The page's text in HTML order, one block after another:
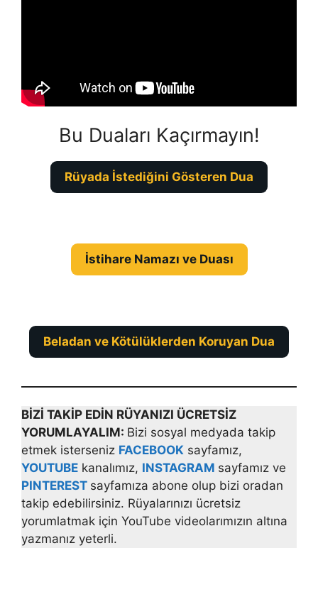
Bu Duaları Kaçırmayın!
Rüyada İstediğini Gösteren Dua
İstihare Namazı ve Duası
Beladan ve Kötülüklerden Koruyan Dua
BİZİ TAKİP EDİN RÜYANIZI ÜCRETSİZ
YORUMLAYALIM: Bizi sosyal medyada takip
etmek isterseniz FACEBOOK sayfamız,
YOUTUBE kanalımız, INSTAGRAM sayfamız ve
PINTEREST sayfamıza abone olup bizi oradan
takip edebilirsiniz. Rüyalarınızı ücretsiz
yorumlatmak için YouTube videolarımızın altına
yazmanız yeterli.